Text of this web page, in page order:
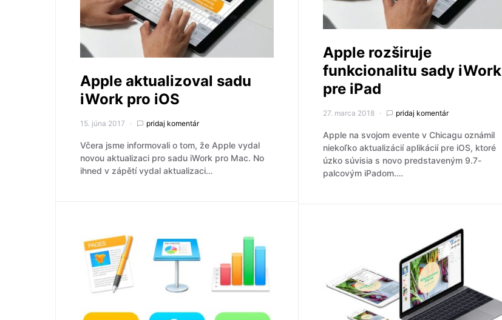
Apple aktualizoval sadu
iWork pro iOS
15. júna 2017 pridaj komentár
Včera jsme informovali o tom, že Apple vydal
novou aktualizaci pro sadu iWork pro Mac. No
ihned v zápětí vydal aktualizaci…
Apple rozširuje
funkcionalitu sady iWork
pre iPad
27. marca 2018 pridaj komentár
Apple na svojom evente v Chicagu oznámil
niekoľko aktualizácií aplikácií pre iOS, ktoré
úzko súvisia s novo predstaveným 9.7-
palcovým iPadom.…